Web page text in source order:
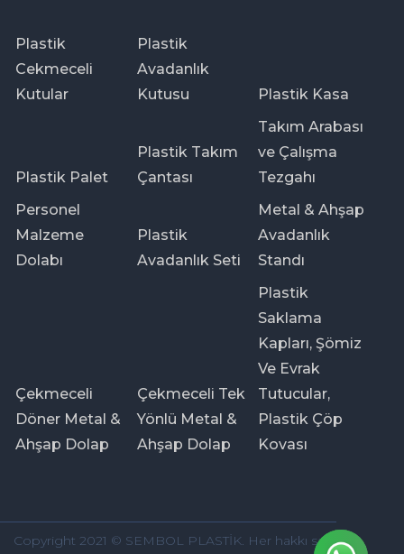
Plastik
Cekmeceli
Kutular
Plastik
Avadanlık
Kutusu
Plastik Kasa
Plastik Palet
Plastik Takım
Çantası
Takım Arabası
ve Çalışma
Tezgahı
Personel
Malzeme
Dolabı
Plastik
Avadanlık Seti
Metal & Ahşap
Avadanlık
Standı
Çekmeceli
Döner Metal &
Ahşap Dolap
Çekmeceli Tek
Yönlü Metal &
Ahşap Dolap
Plastik
Saklama
Kapları, Şömiz
Ve Evrak
Tutucular,
Plastik Çöp
Kovası
Copyright 2021 © SEMBOL PLASTİK. Her hakkı saklıdır.